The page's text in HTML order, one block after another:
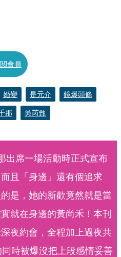
會員
婚變 是元介
鏡爆頭條
那 吳芮甄
出席一場活動時正式宣布
且「身邊」還有個追求
是，她的新歡竟然就是當
就在身邊的黃尚禾！本刊
夜約會，全程加上過夜共
時被爆沒把上段感情妥善